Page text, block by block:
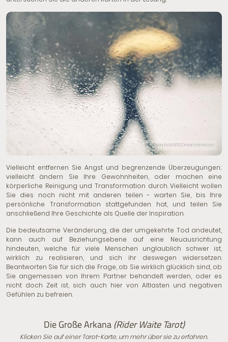
© Robsonphoto2011 | Dreamstime.com
Vielleicht entfernen Sie Angst und begrenzende Überzeugungen;
vielleicht ändern Sie Ihre Gewohnheiten, oder machen eine
körperliche Reinigung und Transformation durch. Vielleicht wollen
Sie dies noch nicht mit anderen teilen - warten Sie, bis Ihre
persönliche Transformation stattgefunden hat, und teilen Sie
anschließend Ihre Geschichte als Quelle der Inspiration.
Die bedeutsame Veränderung, die der umgekehrte Tod andeutet,
kann auch auf Beziehungsebene auf eine Neuausrichtung
hindeuten, welche für viele Menschen unglaublich schwer ist,
wirklich zu realisieren, und sich ihr deswegen widersetzen.
Beantworten Sie für sich die Frage, ob Sie wirklich glücklich sind, ob
Sie angemessen von Ihrem Partner behandelt werden, oder es
nicht doch Zeit ist, sich auch hier von Altlasten und negativen
Gefühlen zu befreien.
Die Große Arkana(Rider Waite Tarot)
Klicken Sie auf einer Tarot-Karte, um mehr über sie zu erfahren.